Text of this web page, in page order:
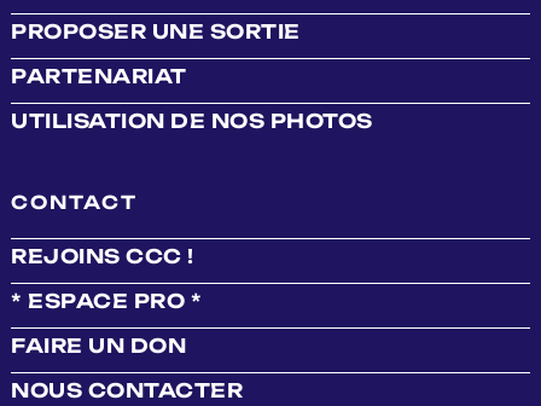
PROPOSER UNE SORTIE
PARTENARIAT
UTILISATION DE NOS PHOTOS
CONTACT
REJOINS CCC !
* ESPACE PRO *
FAIRE UN DON
NOUS CONTACTER